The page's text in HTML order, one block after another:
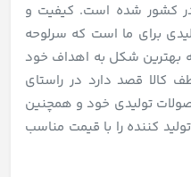
کشور شده است. کیفیت و
برای ما است که سرلوحه
به بهترین شکل به اهداف خود
کالا قصد دارد در راستای
تولیدی خود و همچنین
کننده را با قیمت مناسب